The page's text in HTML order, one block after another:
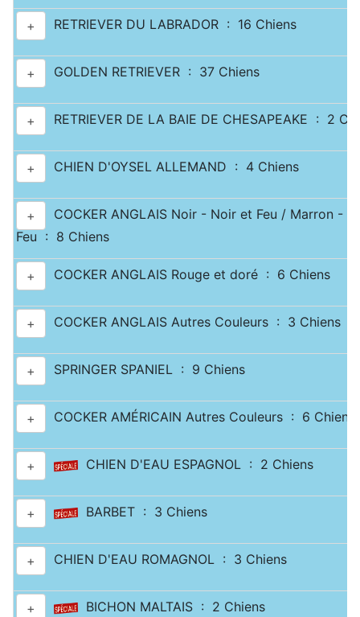
+ RETRIEVER DU LABRADOR : 16 Chiens
+ GOLDEN RETRIEVER : 37 Chiens
+ RETRIEVER DE LA BAIE DE CHESAPEAKE : 2
+ CHIEN D'OYSEL ALLEMAND : 4 Chiens
+
COCKER ANGLAIS Noir - Noir et Feu / Marron -
Feu : 8 Chiens
+ COCKER ANGLAIS Rouge et doré : 6 Chiens
+ COCKER ANGLAIS Autres Couleurs : 3 Chiens
+ SPRINGER SPANIEL : 9 Chiens
+ COCKER AMÉRICAIN Autres Couleurs : 6 Chiens
+ CHIEN D'EAU ESPAGNOL : 2 Chiens
+ BARBET : 3 Chiens
+ CHIEN D'EAU ROMAGNOL : 3 Chiens
+ BICHON MALTAIS : 2 Chiens